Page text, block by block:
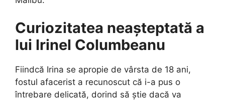
Curiozitatea neașteptată a
lui Irinel Columbeanu
Fiindcă Irina se apropie de vârsta de 18 ani,
fostul afacerist a recunoscut că i-a pus o
întrebare delicată, dorind să știe dacă va